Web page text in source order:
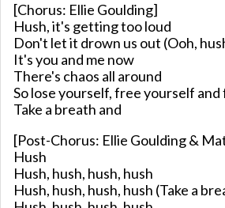
[Chorus: Ellie Goulding]
Hush, it's getting too loud
Don't let it drown us out (Ooh,
It's you and me now
There's chaos all around
So lose yourself, free yourself and
Take a breath and
[Post-Chorus: Ellie Goulding &
Hush
Hush, hush, hush, hush
Hush, hush, hush, hush (Take a